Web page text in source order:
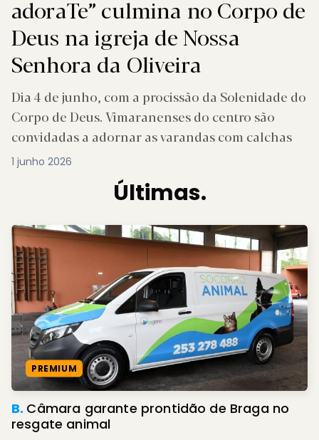
adoraTe” culmina no Corpo de
Deus na igreja de Nossa
Senhora da Oliveira
Dia 4 de junho, com a procissão da Solenidade do
Corpo de Deus. Vimaranenses do centro são
convidadas a adornar as varandas com calchas
1 junho 2026
Últimas.
PREMIUM
B. Câmara garante prontidão de Braga no
resgate animal